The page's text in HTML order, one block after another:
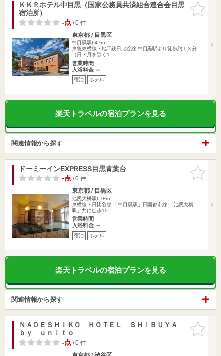
お気に入
りに追加
ＫＫＲホテル中目黒（国家公務員共済組合連合会目黒
宿泊所）
-点/ 0 件
東京都 / 目黒区
中目黒駅647m
東急東横線・地下鉄日比谷線 中目黒駅より徒歩約１３分
（日・月を除く1…
営業時間
入浴料金 ～
宿泊 ホテル
楽天トラベルの宿泊プランを見る
関連情報から探す
お気に入
りに追加
ドーミーインEXPRESS目黒青葉台
-点/ 0 件
東京都 / 目黒区
池尻大橋駅678m
東横線・日比谷線 「中目黒駅」田園都市線 「池尻大橋
駅」共に徒歩10…
営業時間
入浴料金 ～
宿泊 ホテル
楽天トラベルの宿泊プランを見る
関連情報から探す
お気に入
りに追加
ＮＡＤＥＳＨＩＫＯ ＨＯＴＥＬ ＳＨＩＢＵＹＡ
ｂｙ ｕｎｉｔｏ
-点/ 0 件